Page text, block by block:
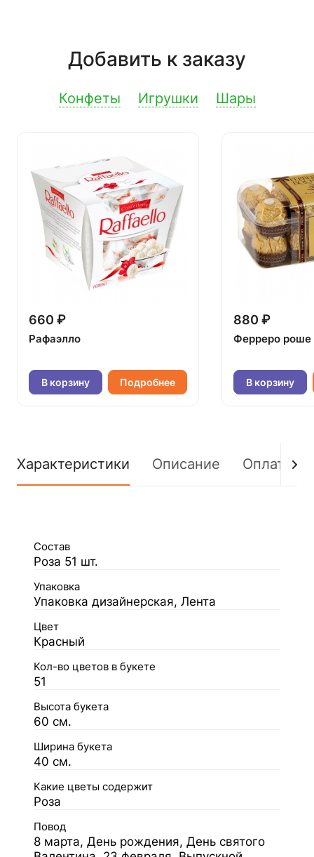
Добавить к заказу
Конфеты Игрушки Шары
660 ₽
Рафаэлло
В корзину Подробнее
880 ₽
Ферреро роше
В корзину
Характеристики Описание Оплата
Состав
Роза 51 шт.
Упаковка
Упаковка дизайнерская, Лента
Цвет
Красный
Кол-во цветов в букете
51
Высота букета
60 см.
Ширина букета
40 см.
Какие цветы содержит
Роза
Повод
8 марта, День рождения, День святого